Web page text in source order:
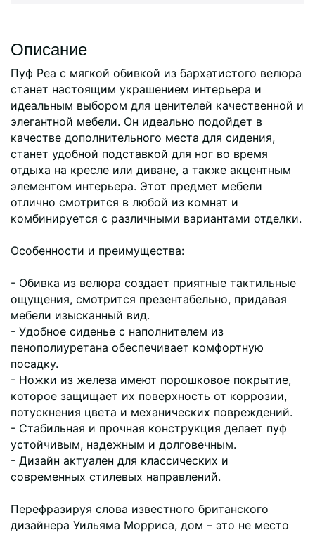
Описание
Пуф Pea с мягкой обивкой из бархатистого велюра
станет настоящим украшением интерьера и
идеальным выбором для ценителей качественной и
элегантной мебели. Он идеально подойдет в
качестве дополнительного места для сидения,
станет удобной подставкой для ног во время
отдыха на кресле или диване, а также акцентным
элементом интерьера. Этот предмет мебели
отлично смотрится в любой из комнат и
комбинируется с различными вариантами отделки.
Особенности и преимущества:
- Обивка из велюра создает приятные тактильные
ощущения, смотрится презентабельно, придавая
мебели изысканный вид.
- Удобное сиденье с наполнителем из
пенополиуретана обеспечивает комфортную
посадку.
- Ножки из железа имеют порошковое покрытие,
которое защищает их поверхность от коррозии,
потускнения цвета и механических повреждений.
- Стабильная и прочная конструкция делает пуф
устойчивым, надежным и долговечным.
- Дизайн актуален для классических и
современных стилевых направлений.
Перефразируя слова известного британского
дизайнера Уильяма Морриса, дом – это не место